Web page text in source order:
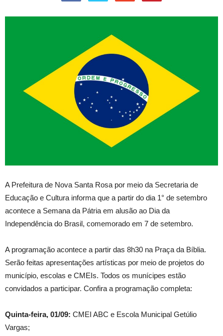
A Prefeitura de Nova Santa Rosa por meio da Secretaria de
Educação e Cultura informa que a partir do dia 1° de setembro
acontece a Semana da Pátria em alusão ao Dia da
Independência do Brasil, comemorado em 7 de setembro.
A programação acontece a partir das 8h30 na Praça da Bíblia.
Serão feitas apresentações artísticas por meio de projetos do
município, escolas e CMEIs. Todos os munícipes estão
convidados a participar. Confira a programação completa:
Quinta-feira, 01/09: CMEI ABC e Escola Municipal Getúlio
Vargas;